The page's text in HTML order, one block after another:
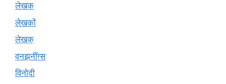
लेखक
लेखकों
लेखक्
वनझनींग्स
विनोदी